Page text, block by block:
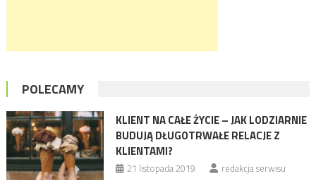
POLECAMY
KLIENT NA CAŁE ŻYCIE – JAK LODZIARNIE
BUDUJĄ DŁUGOTRWAŁE RELACJE Z
KLIENTAMI?
21 listopada 2019 redakcja serwisu